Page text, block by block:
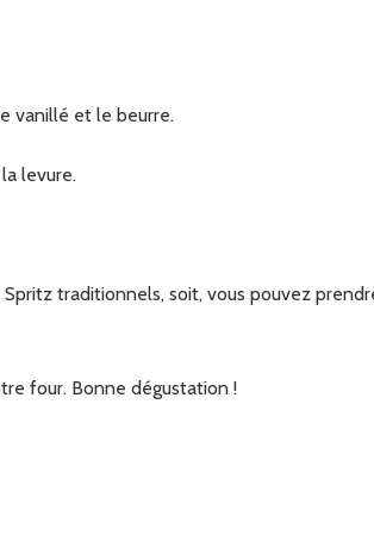
vanillé et le beurre.
levure.
four. Bonne dégustation !